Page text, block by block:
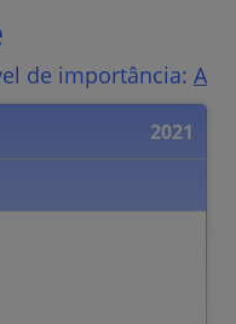
de importância: A
2021